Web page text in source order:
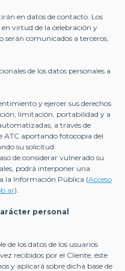
en datos de contacto. Los
virtud de la celebración y
serán comunicados a terceros,
de los datos personales a
y ejercer sus derechos
limitación, portabilidad y a
a través de
ATC aportando fotocopia del
su solicitud.
de considerar vulnerado su
podrá interponer una
la Información Pública (Acceso
).
personal
de los datos de los usuarios
recibidos por el Cliente, éste
y aplicará sobre dicha base de